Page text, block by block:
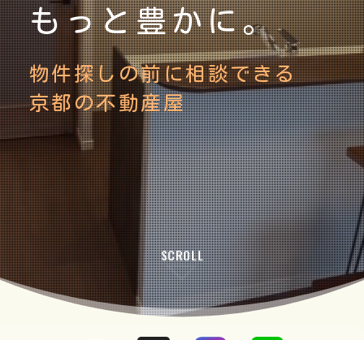
もっと豊かに。
物件探しの前に相談できる
京都の不動産屋
SCROLL